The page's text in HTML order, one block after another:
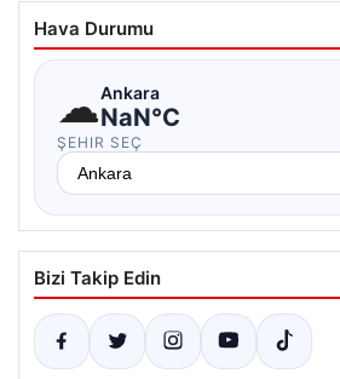
Hava Durumu
☁Ankara
NaN°C
ŞEHIR SEÇ
Bizi Takip Edin